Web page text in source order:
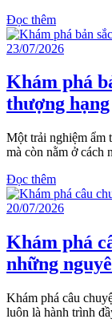
Đọc thêm
23/07/2026
Khám phá
thượng hạng
Một trải nghiệm ẩm
mà còn nằm ở
Đọc thêm
20/07/2026
Khám phá
những
Khám phá câu
luôn là hành trình